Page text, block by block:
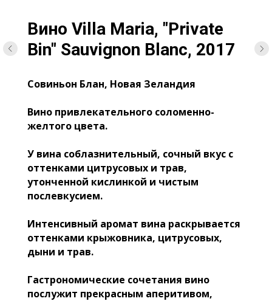
Вино Villa Maria, "Private
Bin" Sauvignon Blanc, 2017
Совиньон Блан, Новая Зеландия
Вино привлекательного соломенно-
желтого цвета.
У вина соблазнительный, сочный вкус с
оттенками цитрусовых и трав,
утонченной кислинкой и чистым
послевкусием.
Интенсивный аромат вина раскрывается
оттенками крыжовника, цитрусовых,
дыни и трав.
Гастрономические сочетания вино
послужит прекрасным аперитивом,